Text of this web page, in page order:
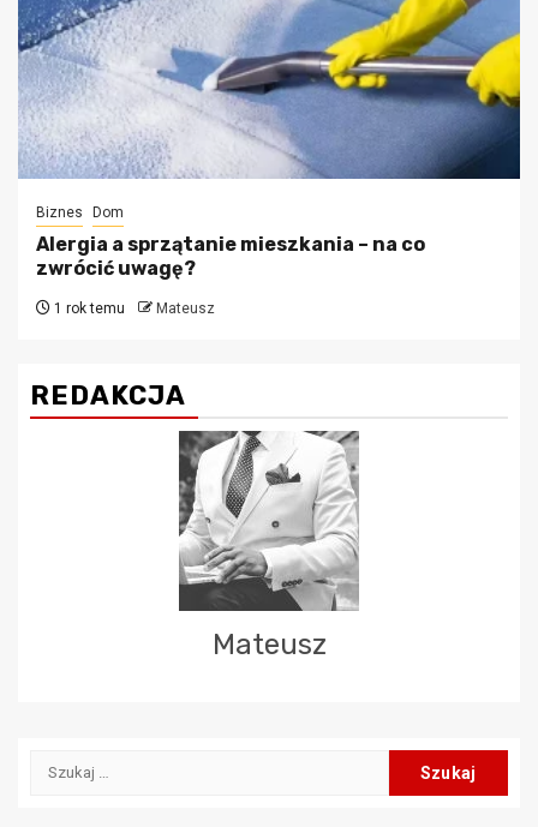
Biznes Dom
Alergia a sprzątanie mieszkania – na co
zwrócić uwagę?
1 rok temu Mateusz
REDAKCJA
Mateusz
Szukaj: